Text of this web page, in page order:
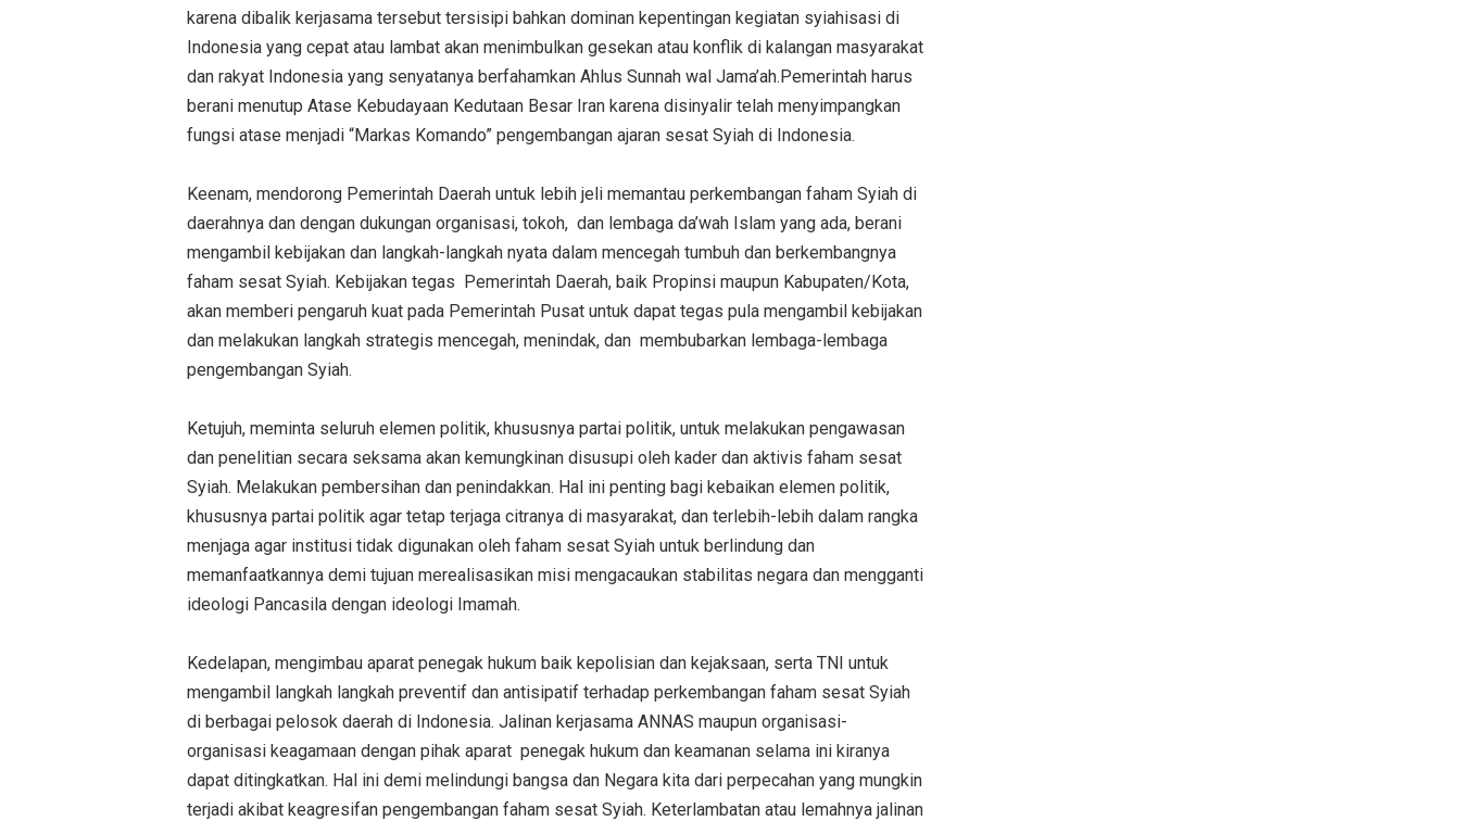
karena dibalik kerjasama tersebut tersisipi bahkan dominan kepentingan kegiatan syiahisasi di
Indonesia yang cepat atau lambat akan menimbulkan gesekan atau konflik di kalangan masyarakat
dan rakyat Indonesia yang senyatanya berfahamkan Ahlus Sunnah wal Jama’ah.Pemerintah harus
berani menutup Atase Kebudayaan Kedutaan Besar Iran karena disinyalir telah menyimpangkan
fungsi atase menjadi “Markas Komando” pengembangan ajaran sesat Syiah di Indonesia.
Keenam, mendorong Pemerintah Daerah untuk lebih jeli memantau perkembangan faham Syiah di
daerahnya dan dengan dukungan organisasi, tokoh, dan lembaga da’wah Islam yang ada, berani
mengambil kebijakan dan langkah-langkah nyata dalam mencegah tumbuh dan berkembangnya
faham sesat Syiah. Kebijakan tegas Pemerintah Daerah, baik Propinsi maupun Kabupaten/Kota,
akan memberi pengaruh kuat pada Pemerintah Pusat untuk dapat tegas pula mengambil kebijakan
dan melakukan langkah strategis mencegah, menindak, dan membubarkan lembaga-lembaga
pengembangan Syiah.
Ketujuh, meminta seluruh elemen politik, khususnya partai politik, untuk melakukan pengawasan
dan penelitian secara seksama akan kemungkinan disusupi oleh kader dan aktivis faham sesat
Syiah. Melakukan pembersihan dan penindakkan. Hal ini penting bagi kebaikan elemen politik,
khususnya partai politik agar tetap terjaga citranya di masyarakat, dan terlebih-lebih dalam rangka
menjaga agar institusi tidak digunakan oleh faham sesat Syiah untuk berlindung dan
memanfaatkannya demi tujuan merealisasikan misi mengacaukan stabilitas negara dan mengganti
ideologi Pancasila dengan ideologi Imamah.
Kedelapan, mengimbau aparat penegak hukum baik kepolisian dan kejaksaan, serta TNI untuk
mengambil langkah langkah preventif dan antisipatif terhadap perkembangan faham sesat Syiah
di berbagai pelosok daerah di Indonesia. Jalinan kerjasama ANNAS maupun organisasi-
organisasi keagamaan dengan pihak aparat penegak hukum dan keamanan selama ini kiranya
dapat ditingkatkan. Hal ini demi melindungi bangsa dan Negara kita dari perpecahan yang mungkin
terjadi akibat keagresifan pengembangan faham sesat Syiah. Keterlambatan atau lemahnya jalinan